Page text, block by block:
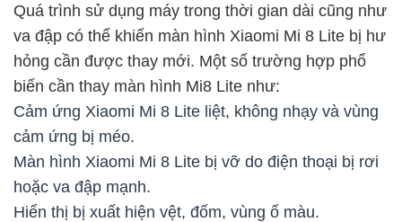
Quá trình sử dụng máy trong thời gian dài cũng như
va đập có thể khiến màn hình Xiaomi Mi 8 Lite bị hư
hỏng cần được thay mới. Một số trường hợp phổ
biến cần thay màn hình Mi8 Lite như:
Cảm ứng Xiaomi Mi 8 Lite liệt, không nhạy và vùng
cảm ứng bị méo.
Màn hình Xiaomi Mi 8 Lite bị vỡ do điện thoại bị rơi
hoặc va đập mạnh.
Hiển thị bị xuất hiện vệt, đốm, vùng ố màu.